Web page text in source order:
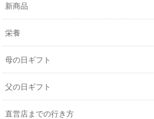
新商品
栄養
母の日ギフト
父の日ギフト
直営店までの行き方